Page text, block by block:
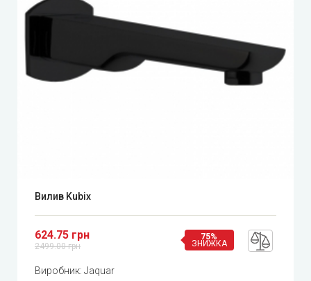
Вилив Kubix
624.75 грн
2499.00 грн
75%
ЗНИЖКА
Виробник: Jaquar